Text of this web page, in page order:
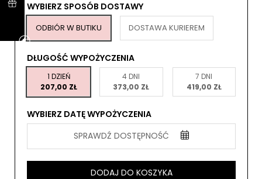
WYBIERZ SPOSÓB DOSTAWY
ODBIÓR W BUTIKU DOSTAWA KURIEREM
DŁUGOŚĆ WYPOŻYCZENIA
1 DZIEŃ
207,00 ZŁ
4 DNI
373,00 ZŁ
7 DNI
419,00 ZŁ
WYBIERZ DATĘ WYPOŻYCZENIA
SPRAWDŹ DOSTĘPNOŚĆ
DODAJ DO KOSZYKA